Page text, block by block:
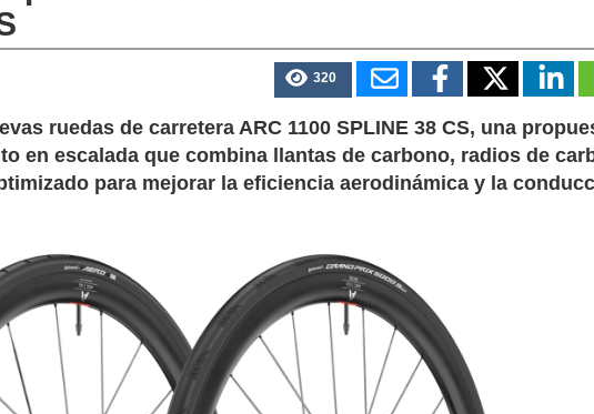
320
ruedas de carretera ARC 1100 SPLINE 38 CS, una
en escalada que combina llantas de carbono, radios de
para mejorar la eficiencia aerodinámica y la